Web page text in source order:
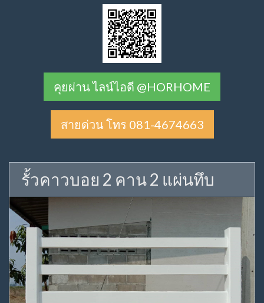
คุยผ่าน ไลน์ไอดี @HORHOME
สายด่วน โทร 081-4674663
รั้วคาวบอย 2 คาน 2 แผ่นทึบ